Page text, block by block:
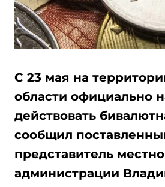
С 23 мая на
области официально
действовать
сообщил
представитель
администрации